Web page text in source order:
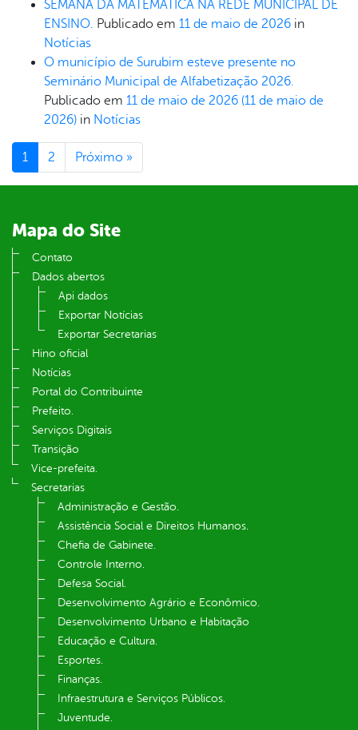
SEMANA DA MATEMÁTICA NA REDE MUNICIPAL DE
ENSINO. Publicado em 11 de maio de 2026 in
Notícias
O município de Surubim esteve presente no
Seminário Municipal de Alfabetização 2026.
Publicado em 11 de maio de 2026 (11 de maio de
2026) in Notícias
1 2 Próximo »
Mapa do Site
Contato
Dados abertos
Api dados
Exportar Notícias
Exportar Secretarias
Hino oficial
Notícias
Portal do Contribuinte
Prefeito.
Serviços Digitais
Transição
Vice-prefeita.
Secretarias
Administração e Gestão.
Assistência Social e Direitos Humanos.
Chefia de Gabinete.
Controle Interno.
Defesa Social.
Desenvolvimento Agrário e Econômico.
Desenvolvimento Urbano e Habitação
Educação e Cultura.
Esportes.
Finanças.
Infraestrutura e Serviços Públicos.
Juventude.